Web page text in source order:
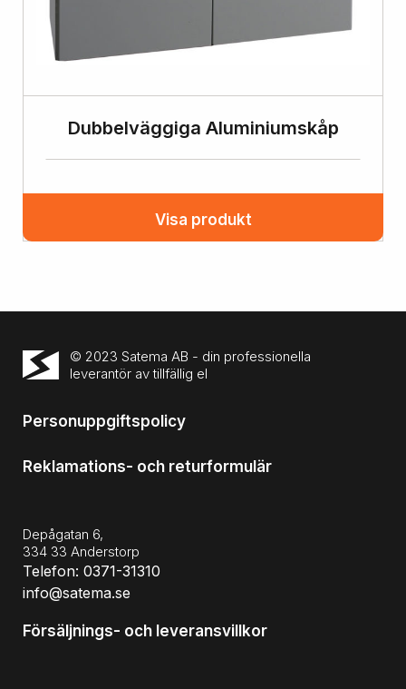
Dubbelväggiga Aluminiumskåp
Visa produkt
© 2023 Satema AB - din professionella
leverantör av tillfällig el
Personuppgiftspolicy
Reklamations- och returformulär
Depågatan 6,
334 33 Anderstorp
Telefon: 0371-31310
info@satema.se
Försäljnings- och leveransvillkor